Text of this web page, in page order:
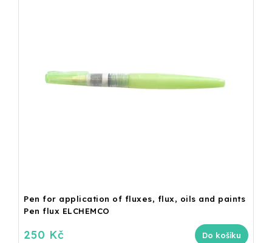
Pen for application of fluxes, flux, oils and paints
Pen flux ELCHEMCO
250 Kč Do košíku